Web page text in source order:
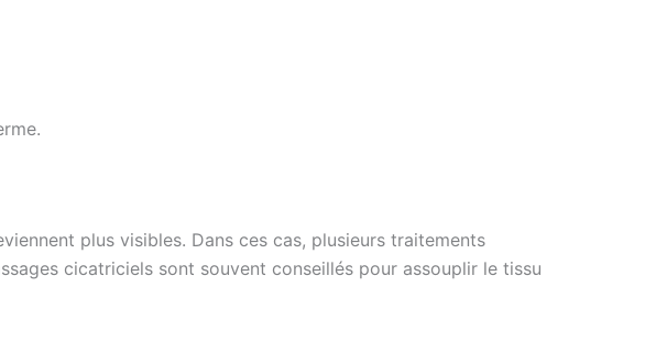
plus visibles. Dans ces cas, plusieurs traitements
cicatriciels sont souvent conseillés pour assouplir le tissu